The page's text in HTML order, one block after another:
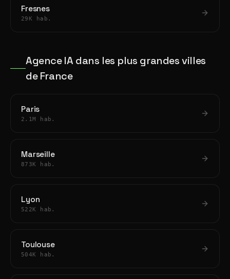
Fresnes
29K hab.
Agence IA dans les plus grandes villes
de France
Paris
2.1M hab.
Marseille
873K hab.
Lyon
522K hab.
Toulouse
504K hab.